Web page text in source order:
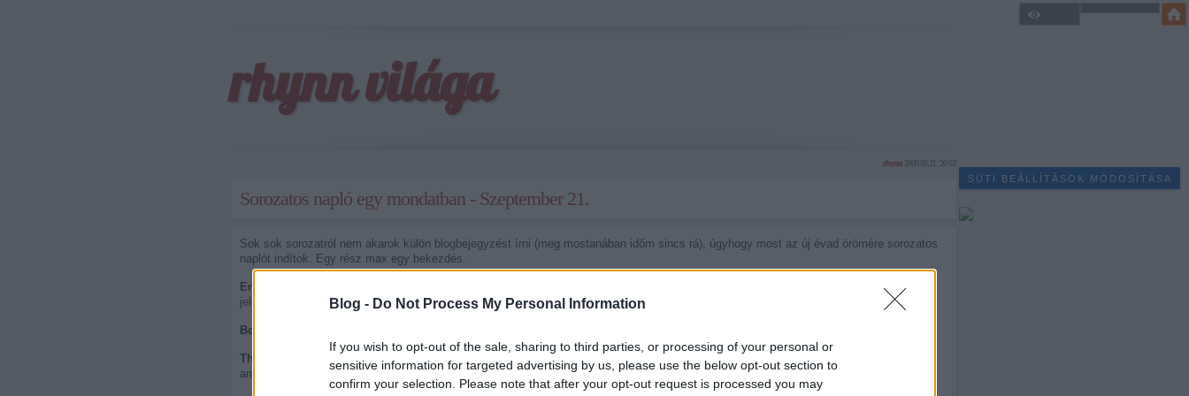
Blog - Do Not Process My Personal Information
If you wish to opt-out of the sale, sharing to third parties, or processing of your personal or
sensitive information for targeted advertising by us, please use the below opt-out section to
confirm your selection. Please note that after your opt-out request is processed you may
rhynn világa
rhynn 2009.09.21. 20:53
Sorozatos napló egy mondatban - Szeptember 21.
Sok sok sorozatról nem akarok külön blogbejegyzést írni (meg mostanában időm sincs rá), úgyhogy most az új évad örömére sorozatos
naplót indítok. Egy rész max egy bekezdés.
Entourage S06E10:
Hááááát. Háááát. Az évadban kevés olyan rész volt, ami egyértelmű hurrát váltott ki belőlem, talán csak Drama
jelenetei, amikor összeveszett mindenkivel. Ez most tetszett, de a végére nem kellett volna...
Bored To Death Pilóta:
The Big Bang Theory S03E01:
Mekkora már, hogy Penny magyarázza Sheldonnak az új Star Trek filmet! (Ami amúgy májusban volt,
amikor még gyakorlatilag otthon voltak...) Visszatért a hangulat, 22 rész móka és kacagás következik.
SÜTI BEÁLLÍTÁSOK MÓDOSÍTÁSA